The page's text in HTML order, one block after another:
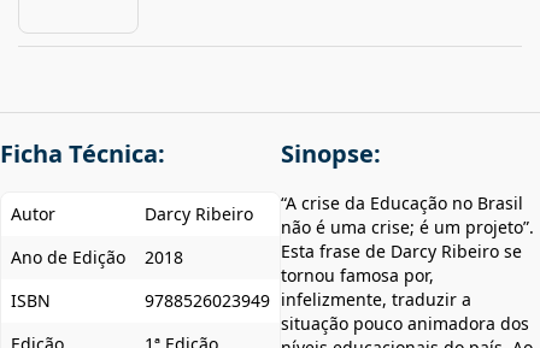
Ficha Técnica:
Autor
Darcy Ribeiro
Ano de Edição
2018
ISBN
9788526023949
Sinopse:
“A crise da Educação no Brasil
não é uma crise; é um projeto”.
Esta frase de Darcy Ribeiro se
tornou famosa por,
infelizmente, traduzir a
situação pouco animadora dos